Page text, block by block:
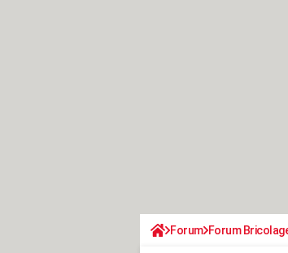
Forum Forum